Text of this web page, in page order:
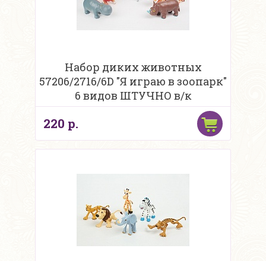
Набор диких животных
57206/2716/6D "Я играю в зоопарк"
6 видов ШТУЧНО в/к
220 р.